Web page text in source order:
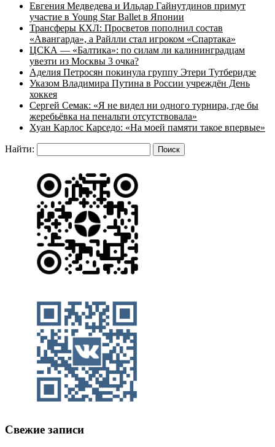
Евгения Медведева и Ильдар Гайнутдинов примут
участие в Young Star Ballet в Японии
Трансферы КХЛ: Просветов пополнил состав
«Авангарда», а Райлли стал игроком «Спартака»
ЦСКА — «Балтика»: по силам ли калининградцам
увезти из Москвы 3 очка?
Аделия Петросян покинула группу Этери Тутберидзе
Указом Владимира Путина в России учреждён День
хоккея
Сергей Семак: «Я не видел ни одного турнира, где бы
жеребьёвка на пенальти отсутствовала»
Хуан Карлос Карседо: «На моей памяти такое впервые»
Найти:
Свежие записи